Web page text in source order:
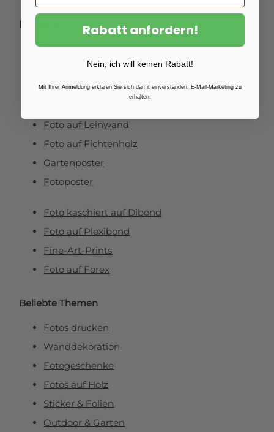
Produkte
Fotoabzüge
Fotovergrößerungen
Foto auf Plexiglas (Acrylglas)
Foto auf Leinwand
Foto auf Fichtenholz
Gartenposter
Fotoposter
Foto kaschiert auf Dibond
Foto auf Plexibond
Fine-Art-Prints
Foto auf Forex
Beliebte Themen
Fotos drucken
Wanddekoration
Fotogeschenke
Fotos auf Holz
Sticker & Folien
Outdoor & Garten
Rabatt anfordern!
Nein, ich will keinen Rabatt!
Mit Ihrer Anmeldung erklären Sie sich damit einverstanden, E-Mail-Marketing zu
erhalten.